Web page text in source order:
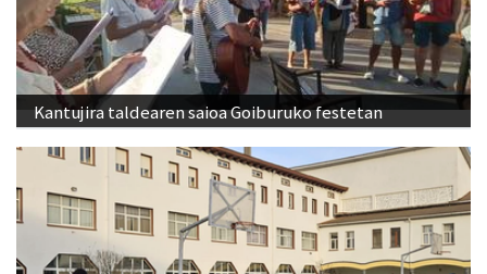
Kantujira taldearen saioa Goiburuko festetan